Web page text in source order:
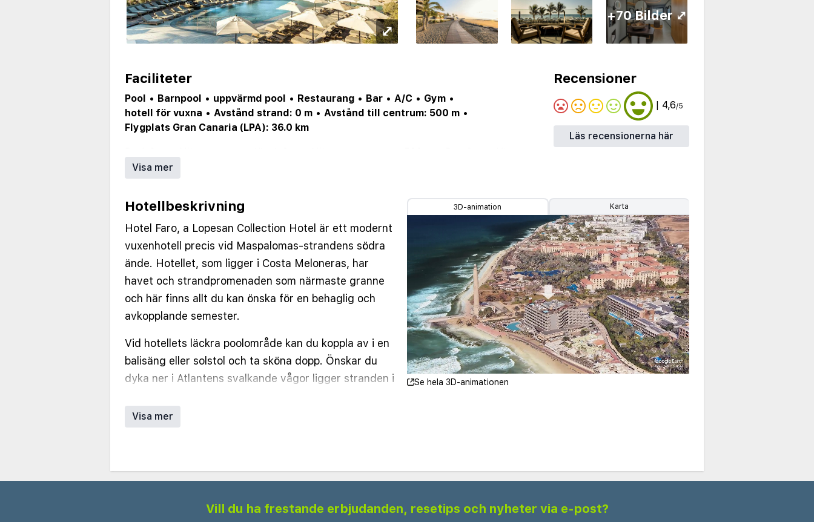
⤢
+70 Bilder ⤢
Faciliteter
Pool • Barnpool • uppvärmd pool • Restaurang • Bar • A/C • Gym •
hotell för vuxna • Avstånd strand: 0 m • Avstånd till centrum: 500 m •
Flygplats Gran Canaria (LPA): 36.0 km
Restaurang: 3 st
Visa mer
Recensioner
| 4,6/5
Läs recensionerna här
Hotellbeskrivning
Hotel Faro, a Lopesan Collection Hotel är ett modernt
vuxenhotell precis vid Maspalomas-strandens södra
ände. Hotellet, som ligger i Costa Meloneras, har
havet och strandpromenaden som närmaste granne
och här finns allt du kan önska för en behaglig och
avkopplande semester.
Vid hotellets läckra poolområde kan du koppla av i en
balisäng eller solstol och ta sköna dopp. Önskar du
dyka ner i Atlantens svalkande vågor ligger stranden i
poolområde på hotellets populära takterrass, Blue
Marlin Ibiza Sky Lounge Gran Canaria. Här kan du slå
morgon till kväll.
På Hotel Faro, a Lopesan Collection finns flera trevliga
Visa mer
3D-animation Karta
Se hela 3D-animationen
Vill du ha frestande erbjudanden, resetips och nyheter via e-post?